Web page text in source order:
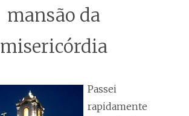
mansão da
misericórdia
Passei
rapidamente